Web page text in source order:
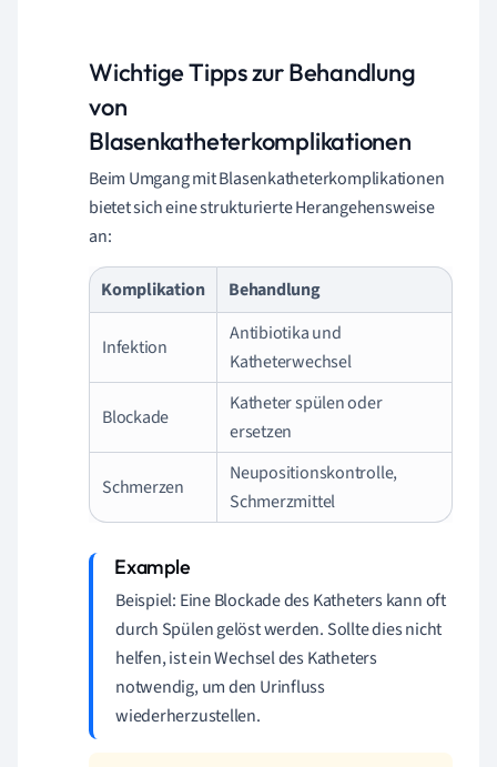
Wichtige Tipps zur Behandlung
von
Blasenkatheterkomplikationen
Beim Umgang mit Blasenkatheterkomplikationen
bietet sich eine strukturierte Herangehensweise
an:
Komplikation Behandlung
Infektion
Antibiotika und
Katheterwechsel
Blockade
Katheter spülen oder
ersetzen
Schmerzen
Neupositionskontrolle,
Schmerzmittel
Beispiel: Eine Blockade des Katheters kann oft
durch Spülen gelöst werden. Sollte dies nicht
helfen, ist ein Wechsel des Katheters
notwendig, um den Urinfluss
wiederherzustellen.